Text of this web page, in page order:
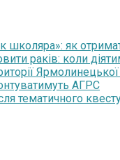
як
раків: коли
АГРС
тематичного